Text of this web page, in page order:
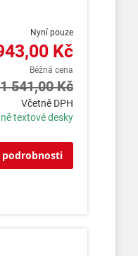
Nyní pouze
Kč
Běžná cena
1 541,00 Kč
Včetně DPH
textové desky
podrobnosti